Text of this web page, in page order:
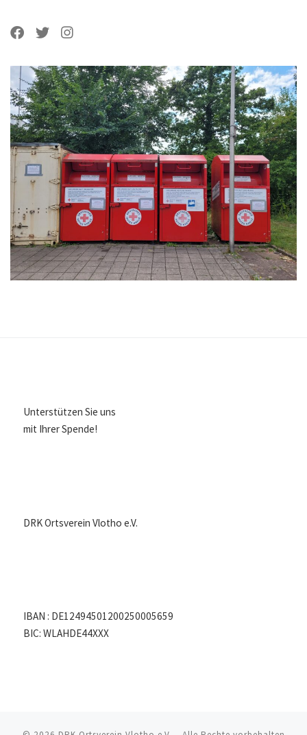
Unterstützen Sie uns
mit Ihrer Spende!
DRK Ortsverein Vlotho e.V.
IBAN : DE12494501200250005659
BIC: WLAHDE44XXX